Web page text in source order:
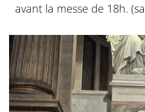
avant la messe de 18h.